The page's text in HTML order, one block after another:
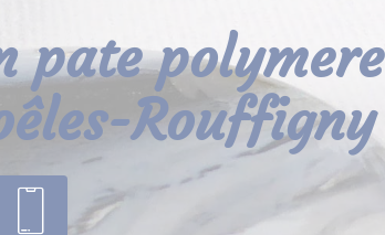
pate polymere
Rouffigny